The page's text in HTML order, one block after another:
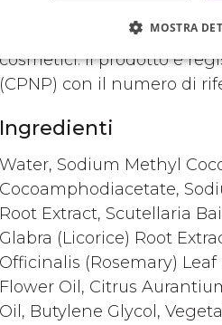
parte di un certificatore
regolamento (CE)
cosmetici. Il prodotto è
(CPNP) con il numero di
Ingredienti
Water, Sodium Methyl
Cocoamphodiacetate,
Root Extract, Scutellaria
Glabra (Licorice) Root
Officinalis (Rosemary)
Flower Oil, Citrus
Oil, Butylene Glycol,
MOSTRA